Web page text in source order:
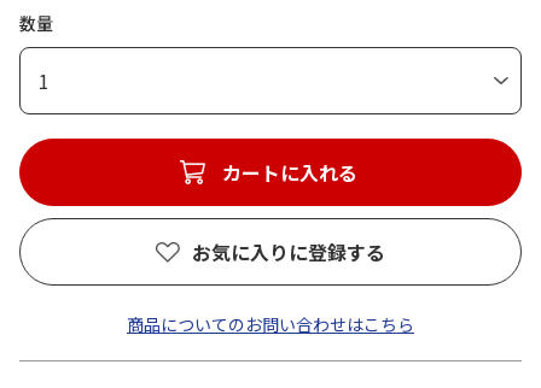
数量
1
カートに入れる
お気に入りに登録する
商品についてのお問い合わせはこちら